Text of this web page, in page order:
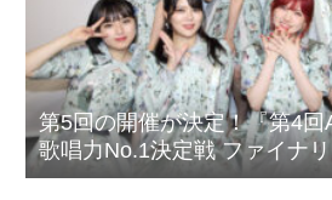
第5回の開催が決定！『第4
歌唱力No.1決定戦 ファイナリ